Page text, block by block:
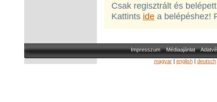
Csak regisztrált és
Kattints ide a belépéshez!
Impresszum Médiaajánlat
magyar| english| deutsch